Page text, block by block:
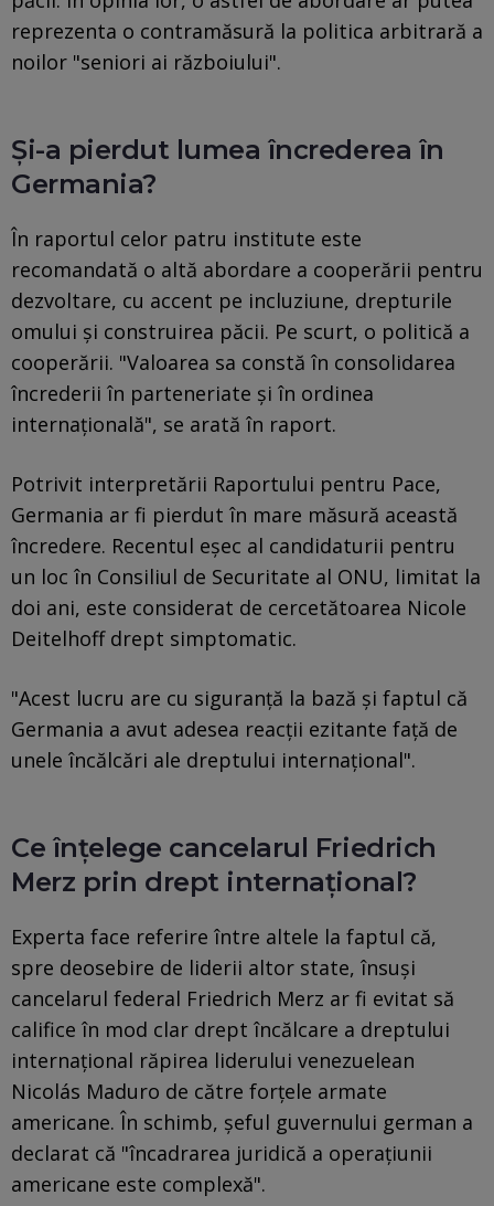
reprezenta o contramăsură la politica arbitrară a
noilor "seniori ai războiului".
Și-a pierdut lumea încrederea în
Germania?
În raportul celor patru institute este
recomandată o altă abordare a cooperării pentru
dezvoltare, cu accent pe incluziune, drepturile
omului și construirea păcii. Pe scurt, o politică a
cooperării. "Valoarea sa constă în consolidarea
încrederii în parteneriate și în ordinea
internațională", se arată în raport.
Potrivit interpretării Raportului pentru Pace,
Germania ar fi pierdut în mare măsură această
încredere. Recentul eșec al candidaturii pentru
un loc în Consiliul de Securitate al ONU, limitat la
doi ani, este considerat de cercetătoarea Nicole
Deitelhoff drept simptomatic.
"Acest lucru are cu siguranță la bază și faptul că
Germania a avut adesea reacții ezitante față de
unele încălcări ale dreptului internațional".
Ce înțelege cancelarul Friedrich
Merz prin drept internațional?
Experta face referire între altele la faptul că,
spre deosebire de liderii altor state, însuși
cancelarul federal Friedrich Merz ar fi evitat să
califice în mod clar drept încălcare a dreptului
internațional răpirea liderului venezuelean
Nicolás Maduro de către forțele armate
americane. În schimb, șeful guvernului german a
declarat că "încadrarea juridică a operațiunii
americane este complexă".